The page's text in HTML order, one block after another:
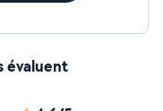
évaluent